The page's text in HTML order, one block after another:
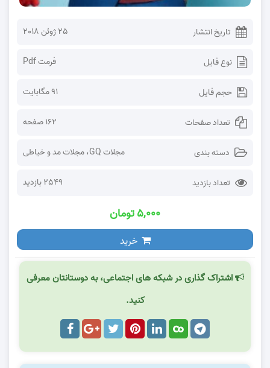
تاریخ انتشار 25 ژوئن 2018
نوع فایل فرمت Pdf
حجم فایل 91 مگابایت
تعداد صفحات 162 صفحه
دسته بندی مجلات GQ ،مجلات مد و خیاطی
تعداد بازدید 2549 بازدید
۵,۰۰۰ تومان
خرید
اشتراک گذاری در شبکه های اجتماعی، به دوستانتان معرفی
کنید.